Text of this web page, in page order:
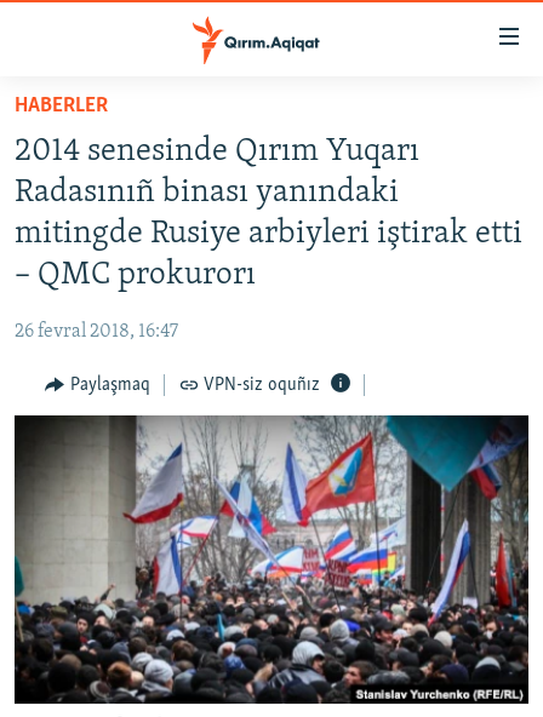
Esas
qaytmaq
Baş
navigatsiyağa
qaytmaq
Qıdıruvğa
SİYASET
İQTİSADİYAT
CEMİYET
İNSAN AQLARI
VİDEO
SÜRET
BLOGLAR
Русский
Українською
QOŞULIÑIZ!
HABERLER
2014 senesinde Qırım Yuqarı
Radasınıñ binası yanındaki
mitingde Rusiye arbiyleri iştirak etti
– QMC prokurorı
26 fevral 2018, 16:47
Paylaşmaq VPN-siz oquñız